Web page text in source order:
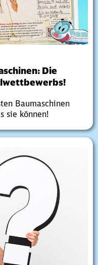
Die
Baumaschinen
sie können!